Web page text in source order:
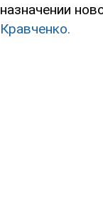
назначении
Кравченко.